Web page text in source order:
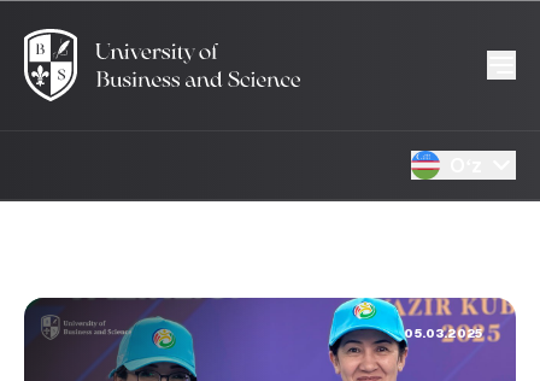
05.03.2025